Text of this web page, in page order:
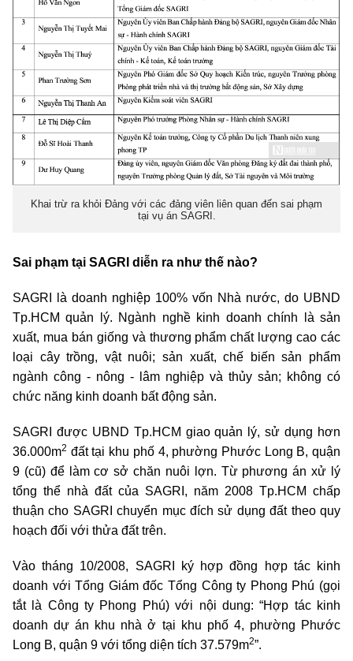
Khai trừ ra khỏi Đảng với các đảng viên liên quan đến sai phạm
tại vụ án SAGRI.
Sai phạm tại SAGRI diễn ra như thế nào?
SAGRI là doanh nghiệp 100% vốn Nhà nước, do UBND
Tp.HCM quản lý. Ngành nghề kinh doanh chính là sản
xuất, mua bán giống và thương phẩm chất lượng cao các
loại cây trồng, vật nuôi; sản xuất, chế biến sản phẩm
ngành công - nông - lâm nghiệp và thủy sản; không có
chức năng kinh doanh bất động sản.
SAGRI được UBND Tp.HCM giao quản lý, sử dụng hơn
36.000m2 đất tại khu phố 4, phường Phước Long B, quận
9 (cũ) để làm cơ sở chăn nuôi lợn. Từ phương án xử lý
tổng thể nhà đất của SAGRI, năm 2008 Tp.HCM chấp
thuận cho SAGRI chuyển mục đích sử dụng đất theo quy
hoạch đối với thửa đất trên.
Vào tháng 10/2008, SAGRI ký hợp đồng hợp tác kinh
doanh với Tổng Giám đốc Tổng Công ty Phong Phú (gọi
tắt là Công ty Phong Phú) với nội dung: “Hợp tác kinh
doanh dự án khu nhà ở tại khu phố 4, phường Phước
Long B, quận 9 với tổng diện tích 37.579m2”.